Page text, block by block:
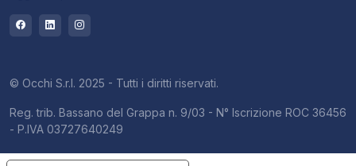
© Occhi S.r.l. 2025 - Tutti i diritti riservati.
Reg. trib. Bassano del Grappa n. 9/03 - N° Iscrizione ROC 36456
- P.IVA 03727640249